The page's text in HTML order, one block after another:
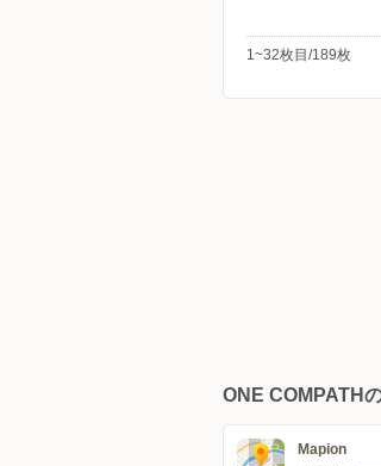
1~32枚目/189枚
ONE COMPATH
Mapion